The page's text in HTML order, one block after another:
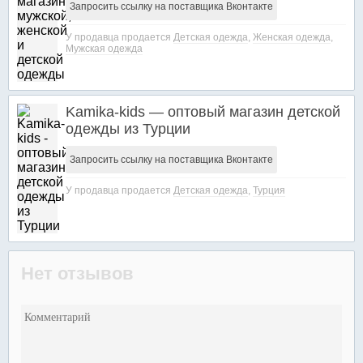
Запросить ссылку на поставщика Вконтакте
У продавца продается Детская одежда, Женская одежда,
Мужская одежда
Kamika-kids — оптовый магазин детской
одежды из Турции
Запросить ссылку на поставщика Вконтакте
У продавца продается Детская одежда, Турция
Нет отзывов